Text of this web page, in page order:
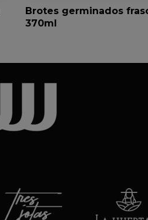
Brotes germinados
370ml